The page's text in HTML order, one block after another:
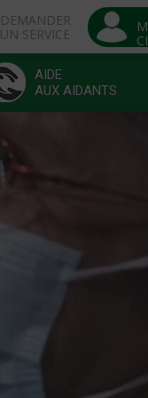
DEMANDER
UN SERVICE
AIDE
AUX AIDANTS